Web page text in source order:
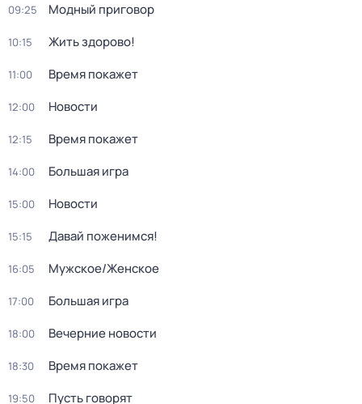
09:25 Модный приговор
10:15 Жить здорово!
11:00 Время покажет
12:00 Новости
12:15 Время покажет
14:00 Большая игра
15:00 Новости
15:15 Давай поженимся!
16:05 Мужское/Женское
17:00 Большая игра
18:00 Вечерние новости
18:30 Время покажет
19:50 Пусть говорят